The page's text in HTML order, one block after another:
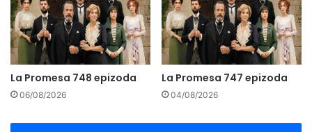
La Promesa 748 epizoda
06/08/2026
La Promesa 747 epizoda
04/08/2026